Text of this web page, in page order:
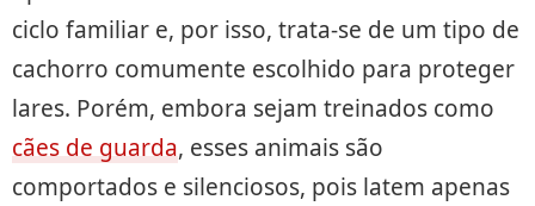
ciclo familiar e, por isso, trata-se de um tipo de
cachorro comumente escolhido para proteger
lares. Porém, embora sejam treinados como
cães de guarda, esses animais são
comportados e silenciosos, pois latem apenas